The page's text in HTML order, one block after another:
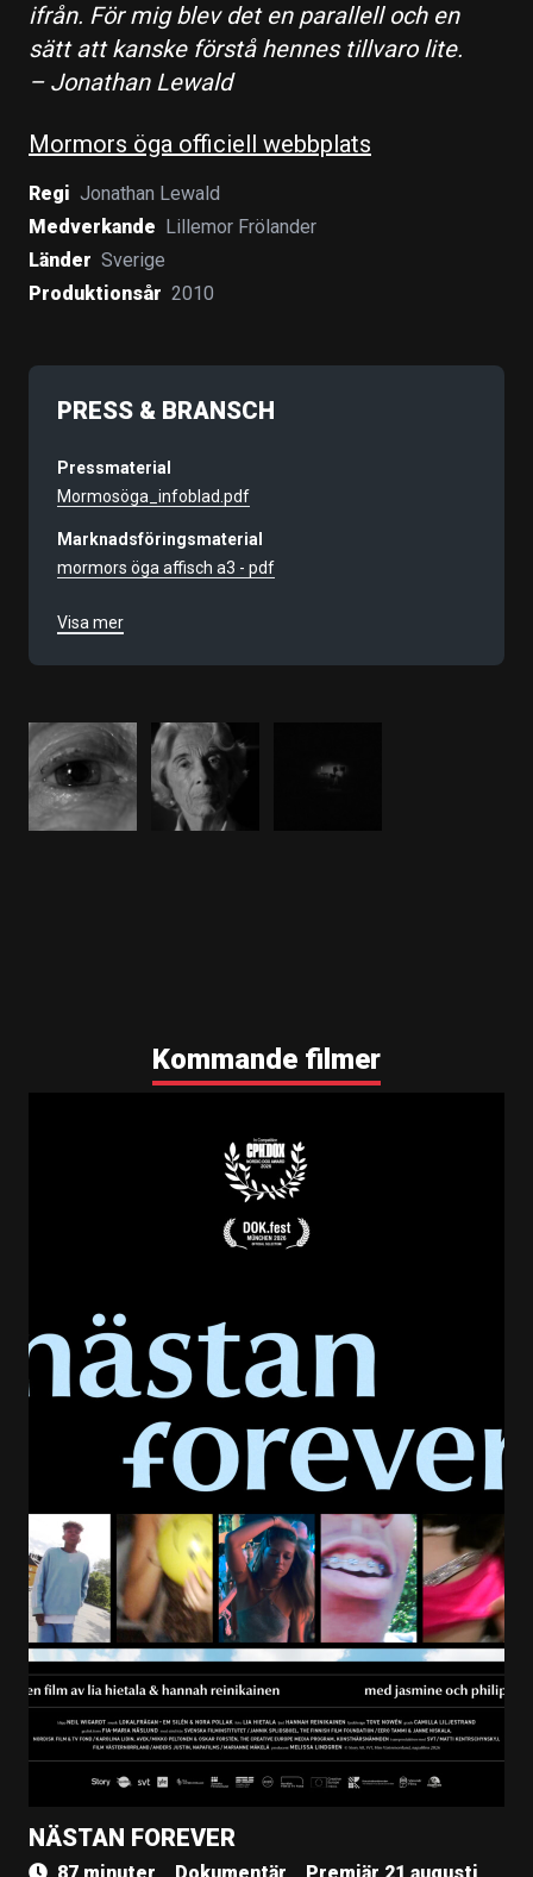
ifrån. För mig blev det en parallell och en
sätt att kanske förstå hennes tillvaro lite.
– Jonathan Lewald
Mormors öga officiell webbplats
Regi Jonathan Lewald
Medverkande
Lillemor Frölander
Länder Sverige
Produktionsår 2010
PRESS & BRANSCH
Pressmaterial
Mormosöga_infoblad.pdf
Marknadsföringsmaterial
mormors öga affisch a3 - pdf
9412
Visa mer
Kommande filmer
NÄSTAN FOREVER